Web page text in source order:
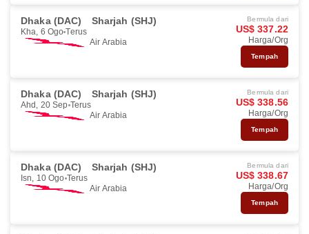
Dhaka (DAC) Sharjah (SHJ)
Kha, 6 Ogo Terus
Air Arabia
Bermula dari
US$ 337.22
Harga/Org
Tempah
Dhaka (DAC) Sharjah (SHJ)
Ahd, 20 Sep Terus
Air Arabia
Bermula dari
US$ 338.56
Harga/Org
Tempah
Dhaka (DAC) Sharjah (SHJ)
Isn, 10 Ogo Terus
Air Arabia
Bermula dari
US$ 338.67
Harga/Org
Tempah